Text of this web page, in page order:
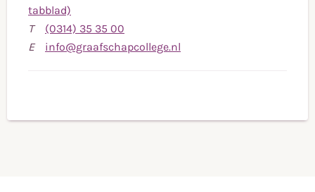
tabblad)
T
(0314) 35 35 00
naar
35
E info@graafschapcollege.nl
naar